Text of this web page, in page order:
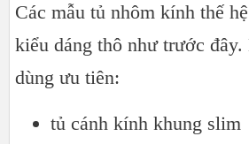
Các mẫu tủ nhôm kính thế
kiểu dáng thô như trước
dùng ưu tiên:
tủ cánh kính khung slim